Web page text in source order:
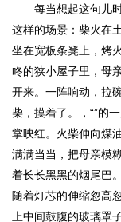
每当想起这句儿
这样的场景：柴火在
坐在宽板条凳上，烤
咚的狭小屋子里，母
开来。一阵响动，拉
柴，摸着了。，“”的
掌映红。火柴伸向煤
满满当当，把母亲模
着长长黑黑的烟尾巴
随着灯芯的伸缩忽高
上中间鼓腹的玻璃罩